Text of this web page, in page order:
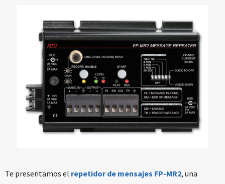
Te presentamos el repetidor de mensajes FP-MR2, una